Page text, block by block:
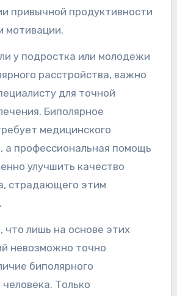
привычной продуктивности
мотивации.
у подростка или молодежи
расстройства, важно
для точной
Биполярное
медицинского
а профессиональная помощь
улучшить качество
страдающего этим
лишь на основе этих
невозможно точно
биполярного
Только